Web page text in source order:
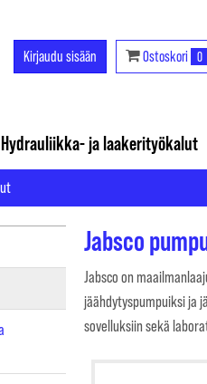
Kirjaudu sisään Ostoskori 0
Hydrauliikka- ja laakerityökalut
Jabsco
Jabsco on
jäähdytyspumpuiksi ja
sovelluksiin sekä